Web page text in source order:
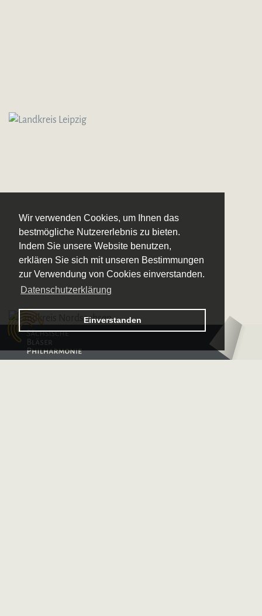
Wir verwenden Cookies, um Ihnen das
bestmögliche Nutzererlebnis zu bieten.
Indem Sie unsere Website benutzen,
erklären Sie sich mit unseren Bestimmungen
zur Verwendung von Cookies einverstanden.
Datenschutzerklärung
Einverstanden
Logo – Sächsische Bläserphilharmonie
Logo – Deutsche